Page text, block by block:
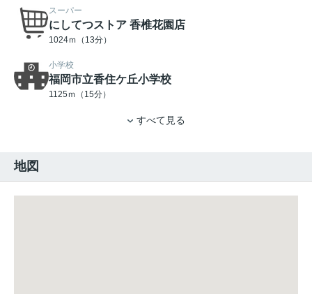
スーパー
にしてつストア 香椎花園店
1024ｍ（13分）
小学校
福岡市立香住ケ丘小学校
1125ｍ（15分）
すべて見る
地図